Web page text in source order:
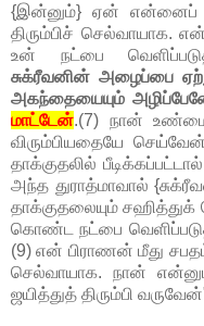
{இன்னும்} ஏன் என்னைப்
திரும்பிச் செல்வாயாக.
உன் நட்பை
சுக்ரீவனின் அழைப்பை
அகந்தையையும்
மாட்டேன்.(7) நான்
விரும்பியதையே
தாக்குதலில்
அந்த துராத்மாவால்
தாக்குதலையும்
கொண்ட நட்பை
(9) என் பிராணன் மீது
செல்வாயாக. நான்
ஜயித்துத் திரும்பி